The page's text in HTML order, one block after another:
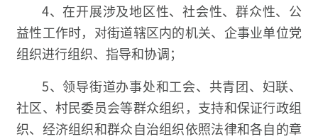
4、在开展涉及地区性、社会性、群众性、公
益性工作时，对街道辖区内的机关、企事业单位党
组织进行组织、指导和协调；
5、领导街道办事处和工会、共青团、妇联、
社区、村民委员会等群众组织，支持和保证行政组
织、经济组织和群众自治组织依照法律和各自的章